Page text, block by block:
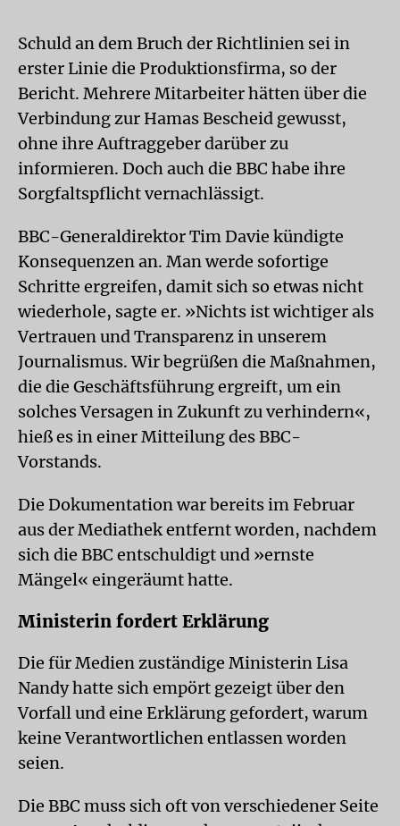
Schuld an dem Bruch der Richtlinien sei in
erster Linie die Produktionsfirma, so der
Bericht. Mehrere Mitarbeiter hätten über die
Verbindung zur Hamas Bescheid gewusst,
ohne ihre Auftraggeber darüber zu
informieren. Doch auch die BBC habe ihre
Sorgfaltspflicht vernachlässigt.
BBC-Generaldirektor Tim Davie kündigte
Konsequenzen an. Man werde sofortige
Schritte ergreifen, damit sich so etwas nicht
wiederhole, sagte er. »Nichts ist wichtiger als
Vertrauen und Transparenz in unserem
Journalismus. Wir begrüßen die Maßnahmen,
die die Geschäftsführung ergreift, um ein
solches Versagen in Zukunft zu verhindern«,
hieß es in einer Mitteilung des BBC-
Vorstands.
Die Dokumentation war bereits im Februar
aus der Mediathek entfernt worden, nachdem
sich die BBC entschuldigt und »ernste
Mängel« eingeräumt hatte.
Ministerin fordert Erklärung
Die für Medien zuständige Ministerin Lisa
Nandy hatte sich empört gezeigt über den
Vorfall und eine Erklärung gefordert, warum
keine Verantwortlichen entlassen worden
seien.
Die BBC muss sich oft von verschiedener Seite